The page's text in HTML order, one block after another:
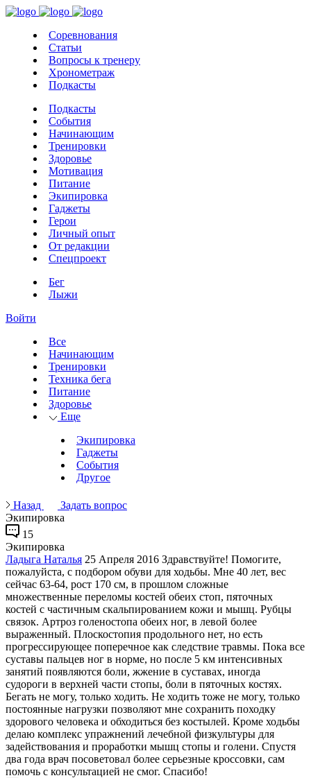
Соревнования
Статьи
Вопросы к тренеру
Хронометраж
Подкасты
Подкасты
События
Начинающим
Тренировки
Здоровье
Мотивация
Питание
Экипировка
Гаджеты
Герои
Личный опыт
От редакции
Спецпроект
Бег
Лыжи
Войти
Все
Начинающим
Тренировки
Техника бега
Питание
Здоровье
Еще
Экипировка
Гаджеты
События
Другое
Назад
Задать вопрос
Экипировка
15
Экипировка
Ладыга Наталья 25 Апреля 2016 Здравствуйте! Помогите,
пожалуйста, с подбором обуви для ходьбы. Мне 40 лет, вес
сейчас 63-64, рост 170 см, в прошлом сложные
множественные переломы костей обеих стоп, пяточных
костей с частичным скальпированием кожи и мышц. Рубцы
связок. Артроз голеностопа обеих ног, в левой более
выраженный. Плоскостопия продольного нет, но есть
прогрессирующее поперечное как следствие травмы. Пока все
суставы пальцев ног в норме, но после 5 км интенсивных
занятий появляются боли, жжение в суставах, иногда
судороги в верхней части стопы, боли в пяточных костях.
Бегать не могу, только ходить. Не ходить тоже не могу, только
постоянные нагрузки позволяют мне сохранить походку
здорового человека и обходиться без костылей. Кроме ходьбы
делаю комплекс упражнений лечебной физкультуры для
задействования и проработки мышц стопы и голени. Спустя
два года врач посоветовал более серьезные кроссовки, сам
помочь с консультацией не смог. Спасибо!